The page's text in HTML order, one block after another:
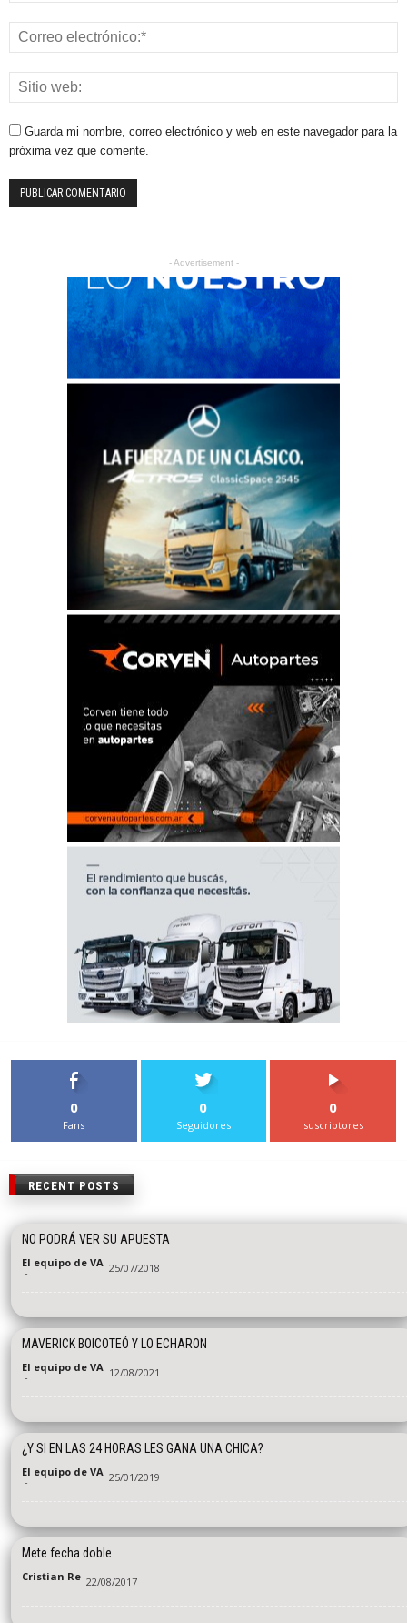
Guarda mi nombre, correo electrónico y web en este navegador para la
próxima vez que comente.
- Advertisement -
0
Fans
0
Seguidores
0
suscriptores
RECENT POSTS
NO PODRÁ VER SU APUESTA
El equipo de VA
- 25/07/2018
MAVERICK BOICOTEÓ Y LO ECHARON
El equipo de VA
- 12/08/2021
¿Y SI EN LAS 24 HORAS LES GANA UNA CHICA?
El equipo de VA
- 25/01/2019
Mete fecha doble
Cristian Re
- 22/08/2017